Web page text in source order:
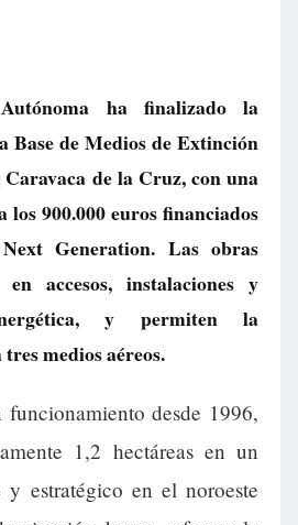
ha finalizado la
Base de Medios de Extinción
de la Cruz, con una
los 900.000 euros financiados
Generation. Las obras
accesos, instalaciones y
y permiten la
medios aéreos.
desde 1996,
1,2 hectáreas en un
y estratégico en el noroeste